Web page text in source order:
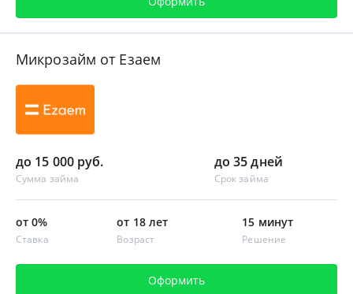
Микрозайм от Езаем
до 15 000 руб.
Сумма займа
до 35 дней
Срок займа
от 0%
Ставка
от 18 лет
Возраст
15 минут
Решение
Оформить